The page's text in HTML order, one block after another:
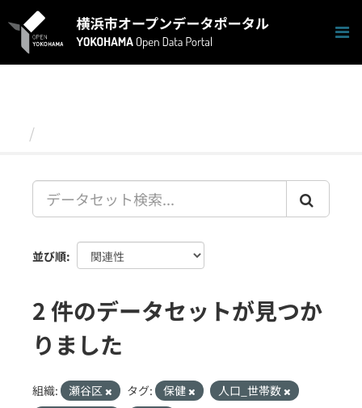
キ
並び順
2 件のデータセットが見つか
りました
組織: 瀬谷区 タグ: 保健
人口_世帯数